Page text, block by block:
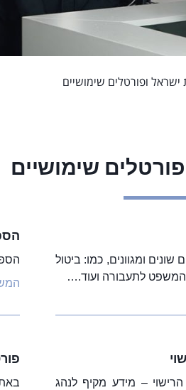
ופורטלים שימושיים
שימושיים
ומגוונים, כמו: ביטול
המשפט לתעבורה ועוד.…
– מידע מקיף לנהג